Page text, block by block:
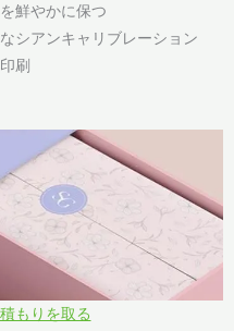
鮮やかに保つ
シアンキャリブレーション
刷
もりを取る